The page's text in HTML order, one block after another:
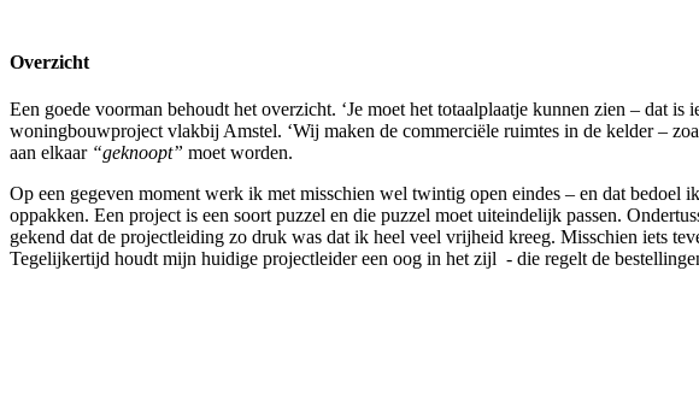
Overzicht
Een goede voorman behoudt het overzicht. ‘Je moet het totaalplaatje kunnen zien – dat
woningbouwproject vlakbij Amstel. ‘Wij maken de commerciële ruimtes in de kelder –
aan elkaar “geknoopt” moet worden.
Op een gegeven moment werk ik met misschien wel twintig open eindes – en dat
oppakken. Een project is een soort puzzel en die puzzel moet uiteindelijk passen.
gekend dat de projectleiding zo druk was dat ik heel veel vrijheid kreeg. Misschien iets
Tegelijkertijd houdt mijn huidige projectleider een oog in het zijl - die regelt de